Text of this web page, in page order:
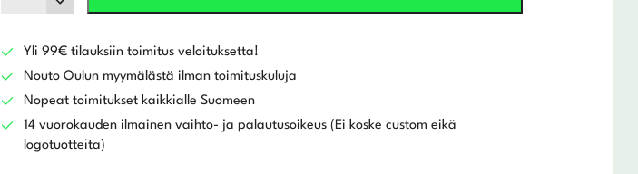
määräYli 99€ tilauksiin toimitus veloituksetta!
Nouto Oulun myymälästä ilman toimituskuluja
Nopeat toimitukset kaikkialle Suomeen
14 vuorokauden ilmainen vaihto- ja palautusoikeus (Ei koske custom eikä
logotuotteita)